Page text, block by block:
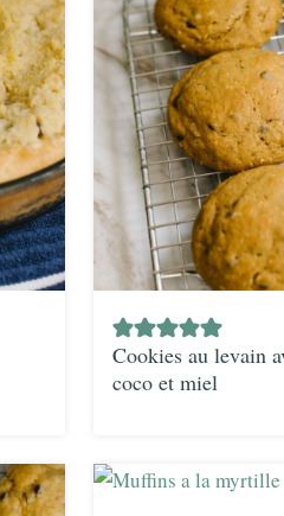
Cookies au levain
coco et miel